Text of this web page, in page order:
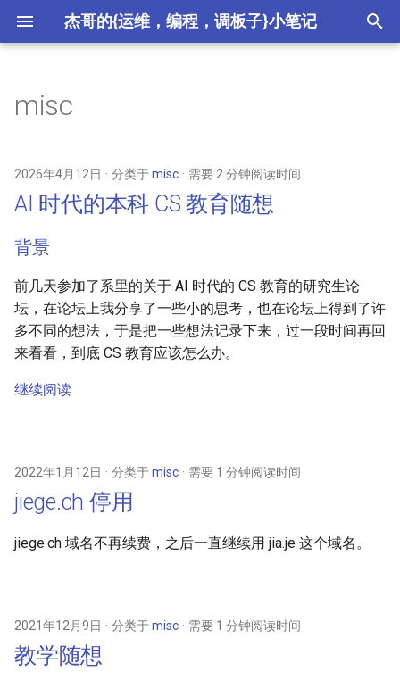
杰哥的{运维，编程，调板子}小笔记
索
2026
2025
2024
2023
2022
2021
2020
2018
2017
AI 时代的本科 CS 教育随想
jiege.ch 停用
教学随想
轶事一则
轶事一则
每周分享第 56 期
每周分享第 55 期
每周分享第 53 期
每周分享第 52 期
每周分享第 49 期
misc
2026年4月12日 分类于misc 需要 2 分钟阅读时间
AI 时代的本科 CS 教育随想
背景
前几天参加了系里的关于 AI 时代的 CS 教育的研究生论
坛，在论坛上我分享了一些小的思考，也在论坛上得到了许
多不同的想法，于是把一些想法记录下来，过一段时间再回
来看看，到底 CS 教育应该怎么办。
继续阅读
2022年1月12日 分类于misc 需要 1 分钟阅读时间
jiege.ch 停用
jiege.ch 域名不再续费，之后一直继续用 jia.je 这个域名。
2021年12月9日 分类于misc 需要 1 分钟阅读时间
教学随想